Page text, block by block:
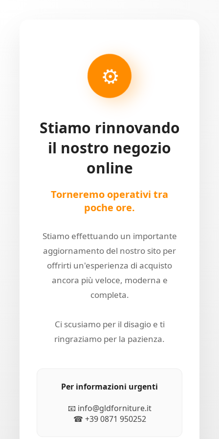
⚙
Stiamo rinnovando
il nostro negozio
online
Torneremo operativi tra
poche ore.
Stiamo effettuando un importante
aggiornamento del nostro sito per
offrirti un'esperienza di acquisto
ancora più veloce, moderna e
completa.
Ci scusiamo per il disagio e ti
ringraziamo per la pazienza.
Per informazioni urgenti
📧 info@gldforniture.it
☎ +39 0871 950252